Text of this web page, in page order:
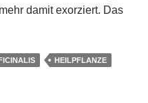
damit exorziert. Das
HEILPFLANZE